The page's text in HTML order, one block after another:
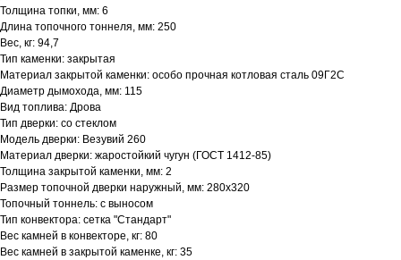
Толщина топки, мм: 6
Длина топочного тоннеля, мм: 250
Вес, кг: 94,7
Тип каменки: закрытая
Материал закрытой каменки: особо прочная котловая сталь 09Г2С
Диаметр дымохода, мм: 115
Вид топлива: Дрова
Тип дверки: со стеклом
Модель дверки: Везувий 260
Материал дверки: жаростойкий чугун (ГОСТ 1412-85)
Толщина закрытой каменки, мм: 2
Размер топочной дверки наружный, мм: 280х320
Топочный тоннель: с выносом
Тип конвектора: cетка "Стандарт"
Вес камней в конвекторе, кг: 80
Вес камней в закрытой каменке, кг: 35